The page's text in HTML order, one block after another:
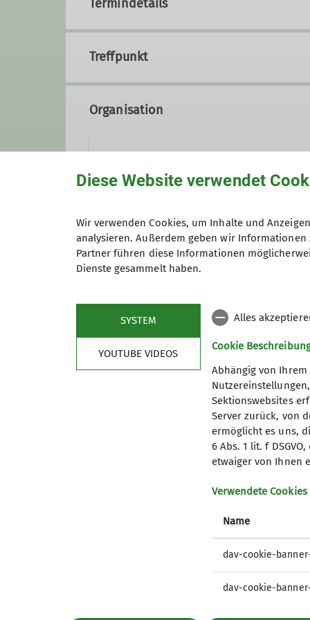
Termindetails
Treffpunkt
Organisation
02421 7800890
Gruppe
Wandergruppe 1M
Die Wandergruppe 1 beseht
sind von unterschiedlicher
Anfahrten in der Regel kurz
Die Wandergruppe 1 Sonntag
Gäste sind stets herzlich
Diese Website verwendet
Wir verwenden Cookies, um Inhalte und
analysieren. Außerdem geben wir
Partner führen diese Informationen
Dienste gesammelt haben.
SYSTEM
YOUTUBE VIDEOS
Alles
Cookie
Abhängig von
Sektionswebsites
Server zurück, von
ermöglicht es uns,
6 Abs. 1 lit. f
etwaiger von Ihnen
Verwendete Cookies
Name
dav-cookie-
dav-cookie-